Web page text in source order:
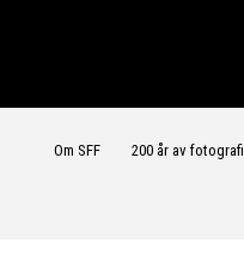
Om SFF 200 år av fotografi